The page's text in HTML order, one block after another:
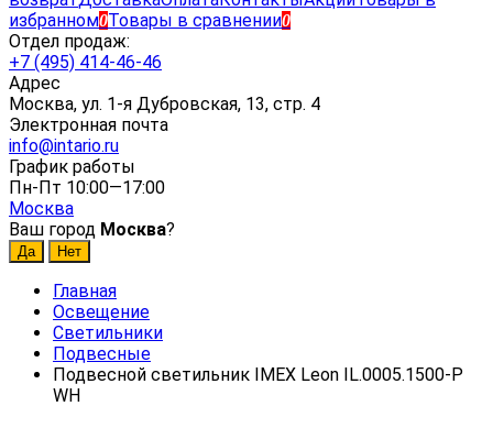
избранном0Товары в сравнении0
Отдел продаж:
+7 (495) 414-46-46
Адрес
Москва, ул. 1-я Дубровская, 13, стр. 4
Электронная почта
info@intario.ru
График работы
Пн-Пт 10:00—17:00
Москва
Ваш город Москва?
Главная
Освещение
Светильники
Подвесные
Подвесной светильник IMEX Leon IL.0005.1500-P
WH